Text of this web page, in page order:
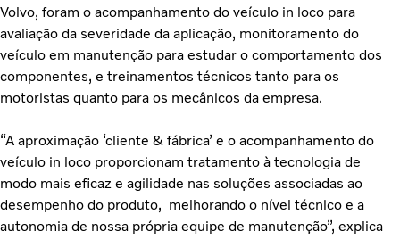
Volvo, foram o acompanhamento do veículo in loco para
avaliação da severidade da aplicação, monitoramento do
veículo em manutenção para estudar o comportamento dos
componentes, e treinamentos técnicos tanto para os
motoristas quanto para os mecânicos da empresa.
“A aproximação ‘cliente & fábrica’ e o acompanhamento do
veículo in loco proporcionam tratamento à tecnologia de
modo mais eficaz e agilidade nas soluções associadas ao
desempenho do produto, melhorando o nível técnico e a
autonomia de nossa própria equipe de manutenção”, explica